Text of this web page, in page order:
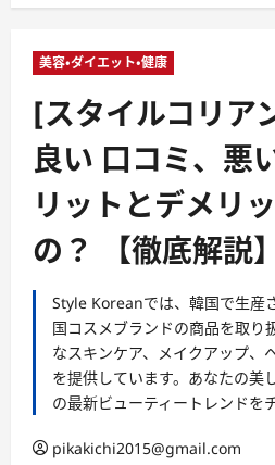
ー
美容・ダイエット・健康
[スタイルコリア
良い 口コミ、悪
リットとデメリ
の？ 【徹底解説】
Style Koreanでは、韓国で生産
国コスメブランドの商品を取り
なスキンケア、メイクアップ、
を提供しています。あなたの美
の最新ビューティートレンドを
pikakichi2015@gmail.com